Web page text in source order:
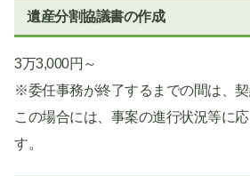
遺産分割協議書の作成
3万3,000円～
※委任事務が終了するまでの間は、契
この場合には、事案の進行状況等に
す。